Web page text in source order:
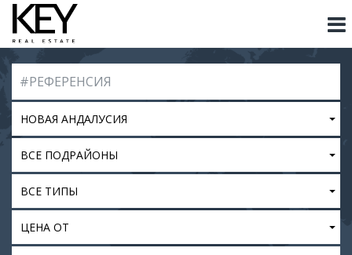
НОВАЯ АНДАЛУСИЯ
ВСЕ ПОДРАЙОНЫ
ВСЕ ТИПЫ
ЦЕНА ОТ